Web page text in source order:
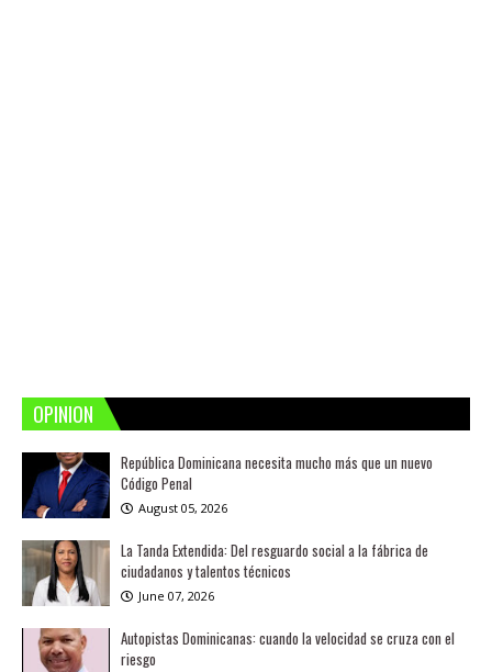
OPINION
República Dominicana necesita mucho más que un nuevo
Código Penal
August 05, 2026
La Tanda Extendida: Del resguardo social a la fábrica de
ciudadanos y talentos técnicos
June 07, 2026
Autopistas Dominicanas: cuando la velocidad se cruza con el
riesgo